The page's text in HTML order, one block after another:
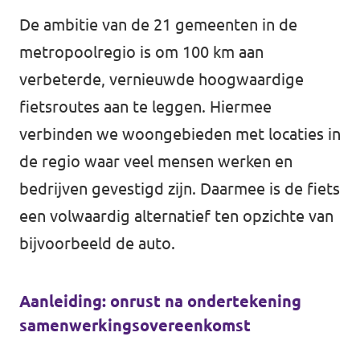
De ambitie van de 21 gemeenten in de
metropoolregio is om 100 km aan
verbeterde, vernieuwde hoogwaardige
fietsroutes aan te leggen. Hiermee
verbinden we woongebieden met locaties in
de regio waar veel mensen werken en
bedrijven gevestigd zijn. Daarmee is de fiets
een volwaardig alternatief ten opzichte van
bijvoorbeeld de auto.
Aanleiding: onrust na ondertekening
samenwerkingsovereenkomst